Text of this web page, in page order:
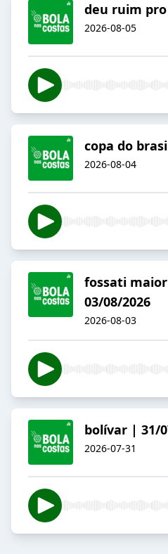
deu ruim
2026-08-05
copa do
2026-08-04
fossati
03/08/2026
2026-08-03
bolívar | 31/
2026-07-31